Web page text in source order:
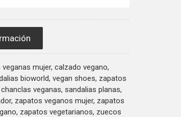
mujer, calzado vegano,
bioworld, vegan shoes, zapatos
veganas, sandalias planas,
zapatos veganos mujer, zapatos
zapatos vegetarianos, zuecos